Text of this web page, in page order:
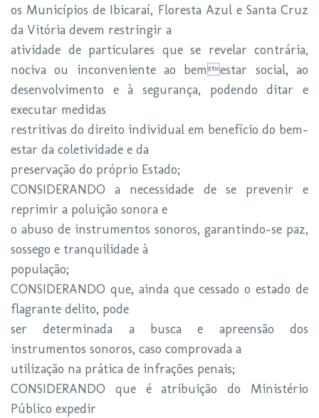
os Municípios de Ibicaraí, Floresta Azul e Santa Cruz
da Vitória devem restringir a
atividade de particulares que se revelar contrária,
nociva ou inconveniente ao bemestar social, ao
desenvolvimento e à segurança, podendo ditar e
executar medidas
restritivas do direito individual em benefício do bem-
estar da coletividade e da
preservação do próprio Estado;
CONSIDERANDO a necessidade de se prevenir e
reprimir a poluição sonora e
o abuso de instrumentos sonoros, garantindo-se paz,
sossego e tranquilidade à
população;
CONSIDERANDO que, ainda que cessado o estado de
flagrante delito, pode
ser determinada a busca e apreensão dos
instrumentos sonoros, caso comprovada a
utilização na prática de infrações penais;
CONSIDERANDO que é atribuição do Ministério
Público expedir